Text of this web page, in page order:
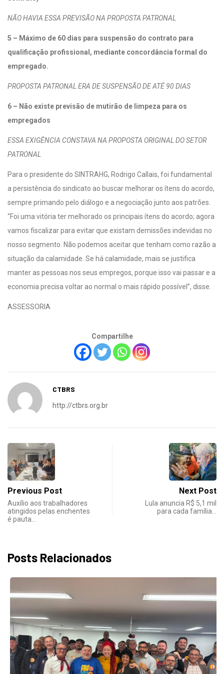
NÃO HAVIA ESSA PREVISÃO NA PROPOSTA PATRONAL
5 – Máximo de 60 dias para suspensão do contrato para
qualificação profissional, mediante concordância formal do
empregado.
PROPOSTA PATRONAL ERA DE SUSPENSÃO DE ATÉ 90 DIAS
6 – Não existe previsão de mutirão de limpeza para os
empregados
ESSA EXIGÊNCIA CONSTAVA NA PROPOSTA ORIGINAL DO SETOR
PATRONAL
Para o presidente do SINTRAHG, Rodrigo Callais, foi fundamental
a persistência do sindicato ao buscar melhorar os ítens do acordo,
sempre primando pelo diálogo e a negociação junto aos patrões.
“Foi uma vitória ter melhorado os principais ítens do acordo; agora
vamos fiscalizar para evitar que existam demissões indevidas no
nosso segmento. Não podemos aceitar que tenham como razão a
situação da calamidade. Se há calamidade, mais se justifica
manter as pessoas nos seus empregos, porque isso vai passar e a
economia precisa voltar ao normal o mais rápido possível”, disse.
ASSESSORIA
Compartilhe
CTBRS
http://ctbrs.org.br
Previous Post
Auxílio aos trabalhadores
atingidos pelas enchentes
é pauta…
Next Post
Lula anuncia R$ 5,1 mil
para cada família…
Posts Relacionados